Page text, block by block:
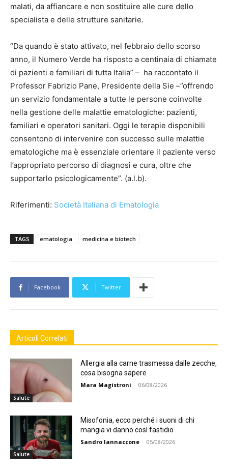
malati, da affiancare e non sostituire alle cure dello
specialista e delle strutture sanitarie.
“Da quando è stato attivato, nel febbraio dello scorso
anno, il Numero Verde ha risposto a centinaia di chiamate
di pazienti e familiari di tutta Italia” – ha raccontato il
Professor Fabrizio Pane, Presidente della Sie –”offrendo
un servizio fondamentale a tutte le persone coinvolte
nella gestione delle malattie ematologiche: pazienti,
familiari e operatori sanitari. Oggi le terapie disponibili
consentono di intervenire con successo sulle malattie
ematologiche ma è essenziale orientare il paziente verso
l’appropriato percorso di diagnosi e cura, oltre che
supportarlo psicologicamente”. (a.l.b).
Riferimenti: Società Italiana di Ematologia
TAGS ematologia medicina e biotech
Facebook Twitter
Articoli Correlati
Salute
Allergia alla carne trasmessa dalle zecche,
cosa bisogna sapere
Mara Magistroni - 06/08/2026
Salute
Misofonia, ecco perché i suoni di chi
mangia vi danno così fastidio
Sandro Iannaccone - 05/08/2026